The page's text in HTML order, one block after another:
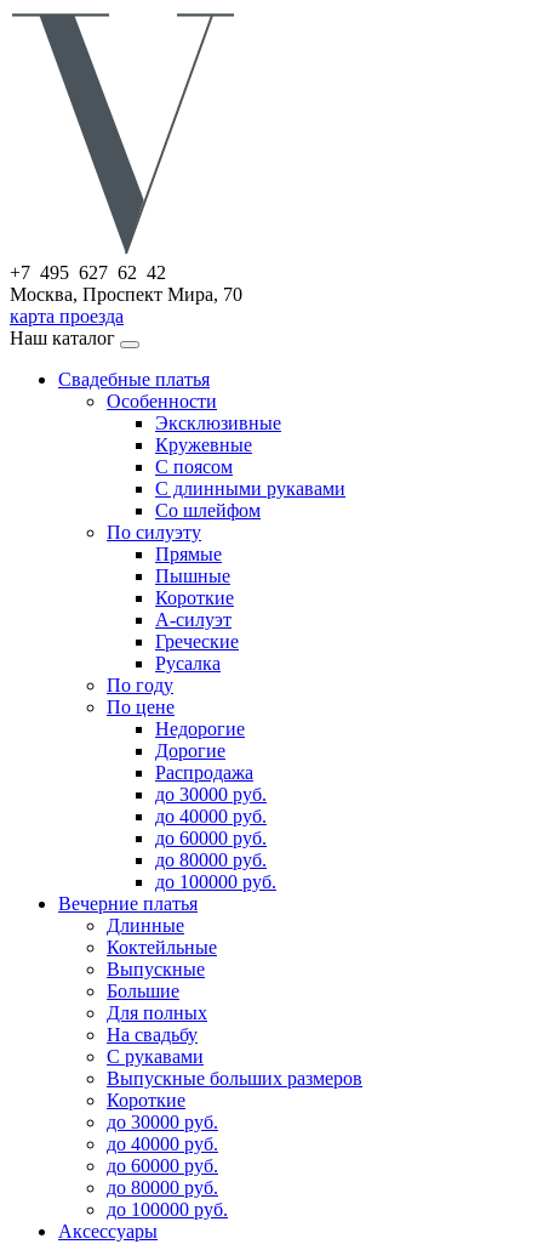
+7 495 627 62 42
Москва, Проспект Мира, 70
карта проезда
Наш каталог
Свадебные платья
Особенности
Эксклюзивные
Кружевные
С поясом
С длинными рукавами
Со шлейфом
По силуэту
Прямые
Пышные
Короткие
А-силуэт
Греческие
Русалка
По году
По цене
Недорогие
Дорогие
Распродажа
до 30000 руб.
до 40000 руб.
до 60000 руб.
до 80000 руб.
до 100000 руб.
Вечерние платья
Длинные
Коктейльные
Выпускные
Большие
Для полных
На свадьбу
С рукавами
Выпускные больших размеров
Короткие
до 30000 руб.
до 40000 руб.
до 60000 руб.
до 80000 руб.
до 100000 руб.
Аксессуары